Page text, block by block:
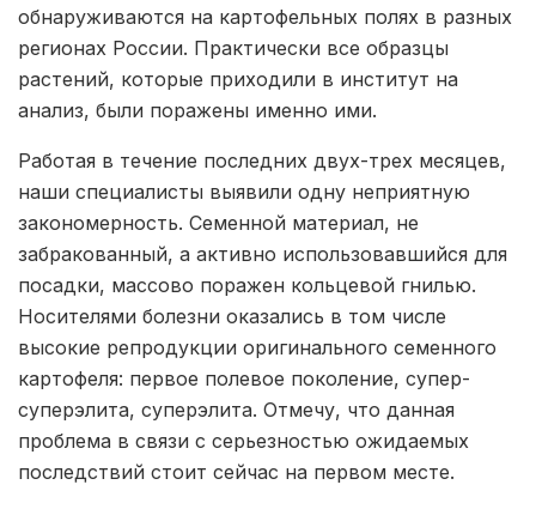
обнаруживаются на картофельных полях в разных
регионах России. Практически все образцы
растений, которые приходили в институт на
анализ, были поражены именно ими.
Работая в течение последних двух-трех месяцев,
наши специалисты выявили одну неприятную
закономерность. Семенной материал, не
забракованный, а активно использовавшийся для
посадки, массово поражен кольцевой гнилью.
Носителями болезни оказались в том числе
высокие репродукции оригинального семенного
картофеля: первое полевое поколение, супер-
суперэлита, суперэлита. Отмечу, что данная
проблема в связи с серьезностью ожидаемых
последствий стоит сейчас на первом месте.